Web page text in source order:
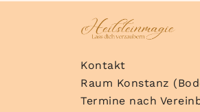
Kontakt
Raum Konstanz
Termine nach